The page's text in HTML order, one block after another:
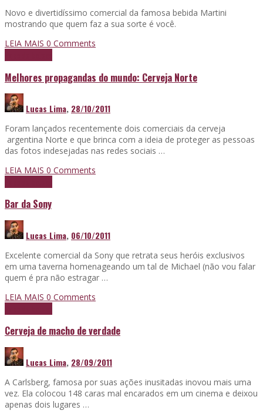
Novo e divertidíssimo comercial da famosa bebida Martini
mostrando que quem faz a sua sorte é você.
LEIA MAIS 0 Comments
Melhores propagandas do mundo: Cerveja Norte
Lucas Lima, 28/10/2011
Foram lançados recentemente dois comerciais da cerveja
argentina Norte e que brinca com a ideia de proteger as pessoas
das fotos indesejadas nas redes sociais …
LEIA MAIS 0 Comments
Bar da Sony
Lucas Lima, 06/10/2011
Excelente comercial da Sony que retrata seus heróis exclusivos
em uma taverna homenageando um tal de Michael (não vou falar
quem é pra não estragar …
LEIA MAIS 0 Comments
Cerveja de macho de verdade
Lucas Lima, 28/09/2011
A Carlsberg, famosa por suas ações inusitadas inovou mais uma
vez. Ela colocou 148 caras mal encarados em um cinema e deixou
apenas dois lugares …